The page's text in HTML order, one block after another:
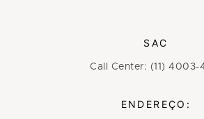
SAC
Call Center: (11) 4003-
ENDEREÇO: